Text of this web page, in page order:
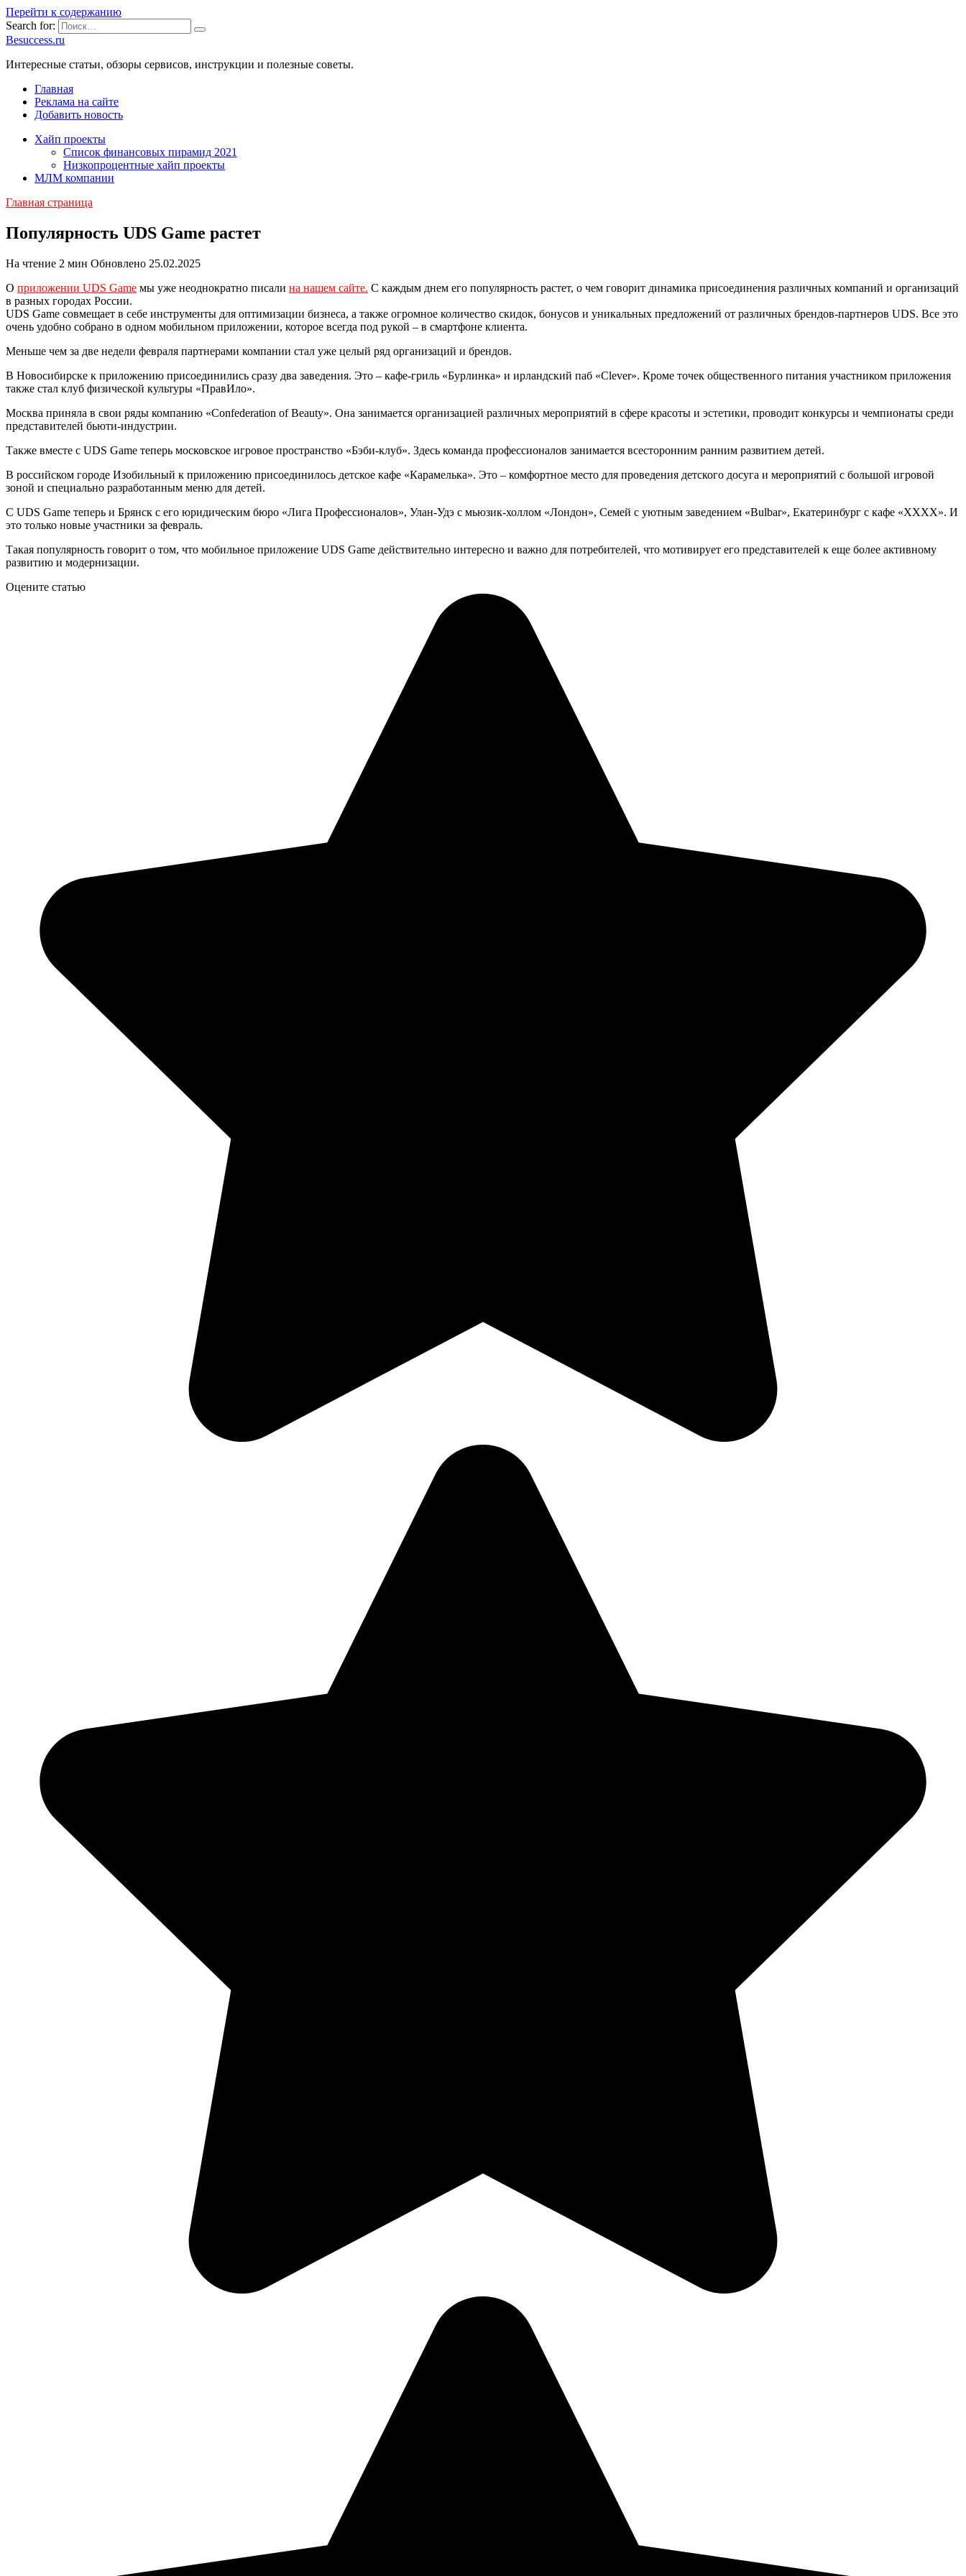
Перейти к содержанию
Search for:
Besuccess.ru
Интересные статьи, обзоры сервисов, инструкции и полезные советы.
Главная
Реклама на сайте
Добавить новость
Хайп проекты
Список финансовых пирамид 2021
Низкопроцентные хайп проекты
МЛМ компании
Главная страница
Популярность UDS Game растет
На чтение 2 мин Обновлено 25.02.2025
О приложении UDS Game мы уже неоднократно писали на нашем сайте. С каждым днем его популярность растет, о чем говорит динамика присоединения различных компаний и организаций
в разных городах России.
UDS Game совмещает в себе инструменты для оптимизации бизнеса, а также огромное количество скидок, бонусов и уникальных предложений от различных брендов-партнеров UDS. Все это
очень удобно собрано в одном мобильном приложении, которое всегда под рукой – в смартфоне клиента.
Меньше чем за две недели февраля партнерами компании стал уже целый ряд организаций и брендов.
В Новосибирске к приложению присоединились сразу два заведения. Это – кафе-гриль «Бурлинка» и ирландский паб «Clever». Кроме точек общественного питания участником приложения
также стал клуб физической культуры «ПравИло».
Москва приняла в свои ряды компанию «Confederation of Beauty». Она занимается организацией различных мероприятий в сфере красоты и эстетики, проводит конкурсы и чемпионаты среди
представителей бьюти-индустрии.
Также вместе с UDS Game теперь московское игровое пространство «Бэби-клуб». Здесь команда профессионалов занимается всесторонним ранним развитием детей.
В российском городе Изобильный к приложению присоединилось детское кафе «Карамелька». Это – комфортное место для проведения детского досуга и мероприятий с большой игровой
зоной и специально разработанным меню для детей.
С UDS Game теперь и Брянск с его юридическим бюро «Лига Профессионалов», Улан-Удэ с мьюзик-холлом «Лондон», Семей с уютным заведением «Bulbar», Екатеринбург с кафе «ХХХХ». И
это только новые участники за февраль.
Такая популярность говорит о том, что мобильное приложение UDS Game действительно интересно и важно для потребителей, что мотивирует его представителей к еще более активному
развитию и модернизации.
Оцените статью